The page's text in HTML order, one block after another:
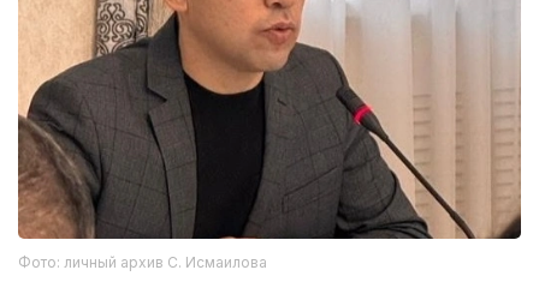
Фото: личный архив С. Исмаилова